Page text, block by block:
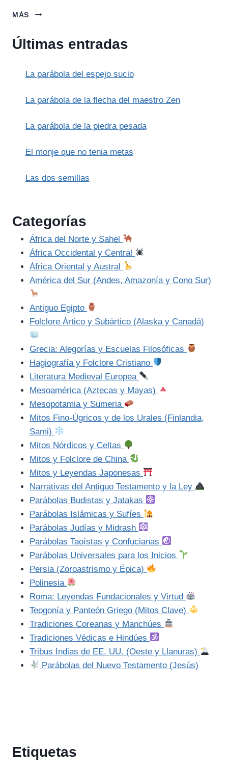
MÁS
EL
RÍO
SEQUÍA
Últimas entradas
La parábola del espejo sucio
La parábola de la flecha del maestro Zen
La parábola de la piedra pesada
El monje que no tenia metas
Las dos semillas
Categorías
África del Norte y Sahel
África Occidental y Central
África Oriental y Austral
América del Sur (Andes, Amazonía y Cono Sur)
Antiguo Egipto
Folclore Ártico y Subártico (Alaska y Canadá)
Grecia: Alegorías y Escuelas Filosóficas
Hagiografía y Folclore Cristiano
Literatura Medieval Europea
Mesoamérica (Aztecas y Mayas)
Mesopotamia y Sumeria
Mitos Fino-Úgricos y de los Urales (Finlandia,
Sami)
Mitos Nórdicos y Celtas
Mitos y Folclore de China
Mitos y Leyendas Japonesas
Narrativas del Antiguo Testamento y la Ley
Parábolas Budistas y Jatakas
Parábolas Islámicas y Sufíes
Parábolas Judías y Midrash
Parábolas Taoístas y Confucianas
Parábolas Universales para los Inicios
Persia (Zoroastrismo y Épica)
Polinesia
Roma: Leyendas Fundacionales y Virtud
Teogonía y Panteón Griego (Mitos Clave)
Tradiciones Coreanas y Manchúes
Tradiciones Védicas e Hindúes
Tribus Indias de EE. UU. (Oeste y Llanuras)
Parábolas del Nuevo Testamento (Jesús)
Etiquetas